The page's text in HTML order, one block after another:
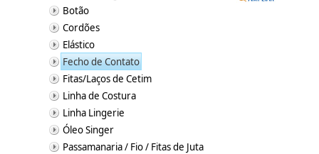
Botão
Cordões
Elástico
Fecho de Contato
Fitas/Laços de Cetim
Linha de Costura
Linha Lingerie
Óleo Singer
Passamanaria / Fio / Fitas de Juta